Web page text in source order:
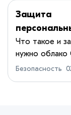
Защита
данных в
что нужно
по 152-ФЗ
Что такое и
нужно облако
Специалисты...
Безопасность